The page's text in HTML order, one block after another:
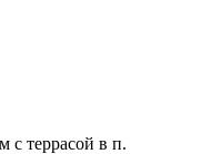
с террасой в п.